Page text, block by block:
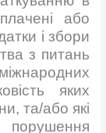
або
і збори
з питань
яких
та/або які